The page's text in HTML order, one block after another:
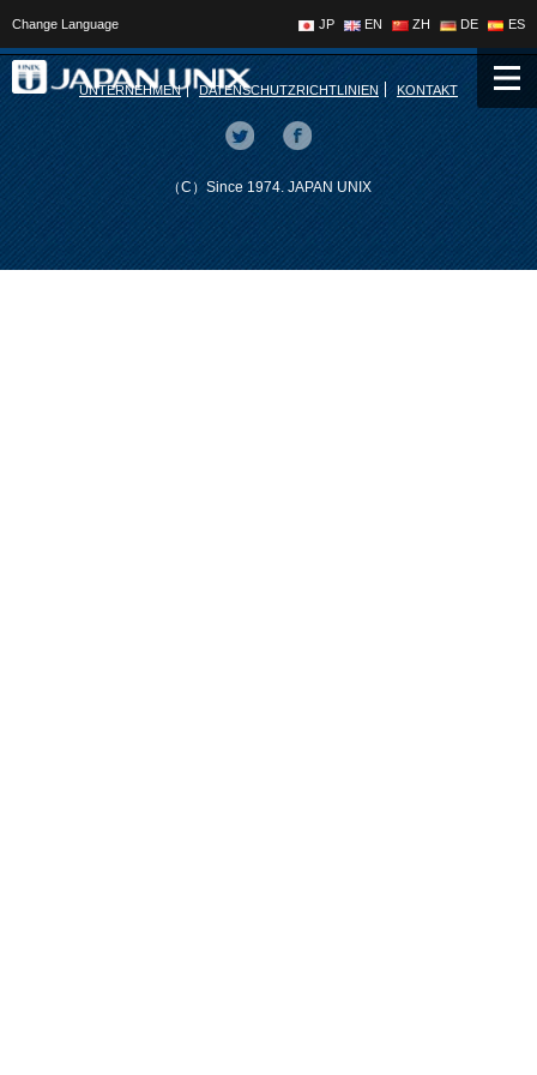
Change Language JP EN ZH DE ES
UNTERNEHMEN DATENSCHUTZRICHTLINIEN KONTAKT
（C）Since 1974. JAPAN UNIX